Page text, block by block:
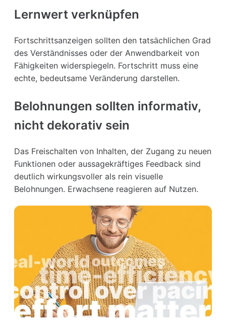
Lernwert verknüpfen
Fortschrittsanzeigen sollten den tatsächlichen Grad
des Verständnisses oder der Anwendbarkeit von
Fähigkeiten widerspiegeln. Fortschritt muss eine
echte, bedeutsame Veränderung darstellen.
Belohnungen sollten informativ,
nicht dekorativ sein
Das Freischalten von Inhalten, der Zugang zu neuen
Funktionen oder aussagekräftiges Feedback sind
deutlich wirkungsvoller als rein visuelle
Belohnungen. Erwachsene reagieren auf Nutzen.